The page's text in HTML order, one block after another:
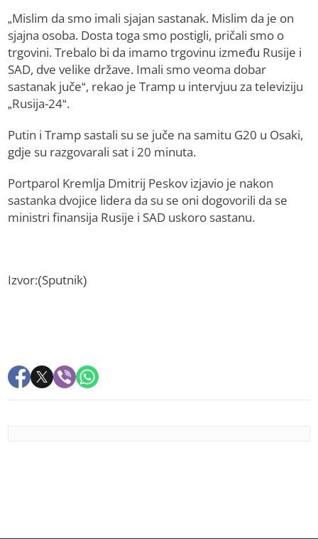
„Mislim da smo imali sjajan sastanak. Mislim da je on
sjajna osoba. Dosta toga smo postigli, pričali smo o
trgovini. Trebalo bi da imamo trgovinu između Rusije i
SAD, dve velike države. Imali smo veoma dobar
sastanak juče“, rekao je Tramp u intervjuu za televiziju
„Rusija-24“.
Putin i Tramp sastali su se juče na samitu G20 u Osaki,
gdje su razgovarali sat i 20 minuta.
Portparol Kremlja Dmitrij Peskov izjavio je nakon
sastanka dvojice lidera da su se oni dogovorili da se
ministri finansija Rusije i SAD uskoro sastanu.
Izvor:(Sputnik)